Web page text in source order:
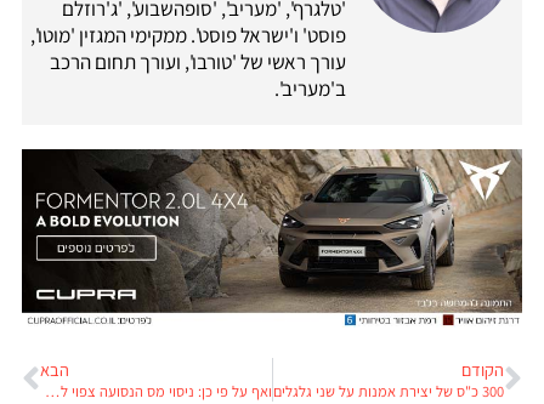
'טלגרף', 'מעריב', 'סופהשבוע', 'ג'רוזלם
פוסט' ו'ישראל פוסט'. ממקימי המגזין 'מוטו',
עורך ראשי של 'טורבו', ועורך תחום הרכב
ב'מעריב'.
הקודם
300 כ"ס של יצירת אמנות על שני גלגלים
הבא
ואף על פי כן: ניסוי מס הנסועה צפוי להתחדש בקרוב